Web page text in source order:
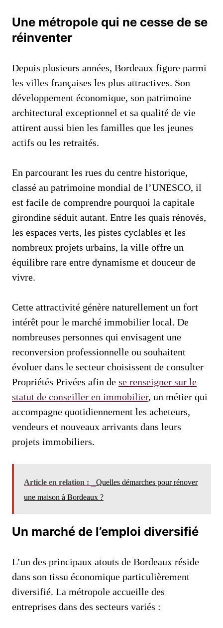
Une métropole qui ne cesse de se
réinventer
Depuis plusieurs années, Bordeaux figure parmi
les villes françaises les plus attractives. Son
développement économique, son patrimoine
architectural exceptionnel et sa qualité de vie
attirent aussi bien les familles que les jeunes
actifs ou les retraités.
En parcourant les rues du centre historique,
classé au patrimoine mondial de l’UNESCO, il
est facile de comprendre pourquoi la capitale
girondine séduit autant. Entre les quais rénovés,
les espaces verts, les pistes cyclables et les
nombreux projets urbains, la ville offre un
équilibre rare entre dynamisme et douceur de
vivre.
Cette attractivité génère naturellement un fort
intérêt pour le marché immobilier local. De
nombreuses personnes qui envisagent une
reconversion professionnelle ou souhaitent
évoluer dans le secteur choisissent de consulter
Propriétés Privées afin de se renseigner sur le
statut de conseiller en immobilier, un métier qui
accompagne quotidiennement les acheteurs,
vendeurs et nouveaux arrivants dans leurs
projets immobiliers.
Article en relation :
Quelles démarches pour rénover
une maison à Bordeaux ?
Un marché de l’emploi diversifié
L’un des principaux atouts de Bordeaux réside
dans son tissu économique particulièrement
diversifié. La métropole accueille des
entreprises dans des secteurs variés :